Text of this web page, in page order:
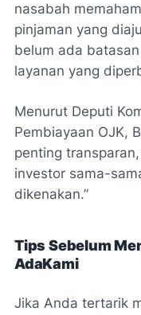
nasabah
pinjaman yang
belum ada
layanan yang
Menurut Deputi
Pembiayaan OJK,
penting
investor sama-
dikenakan.”
Tips Sebelum
AdaKami
Jika Anda tertarik